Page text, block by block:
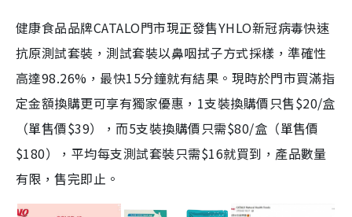
健康食品品牌CATALO門市現正發售YHLO新冠病毒快速
抗原測試套裝，測試套裝以鼻咽拭子方式採樣，準確性
高達98.26%，最快15分鐘就有結果。現時於門市買滿指
定金額換購更可享有獨家優惠，1支裝換購價只售$20/盒
（單售價$39），而5支裝換購價只需$80/盒（單售價
$180），平均每支測試套裝只需$16就買到，產品數量
有限，售完即止。